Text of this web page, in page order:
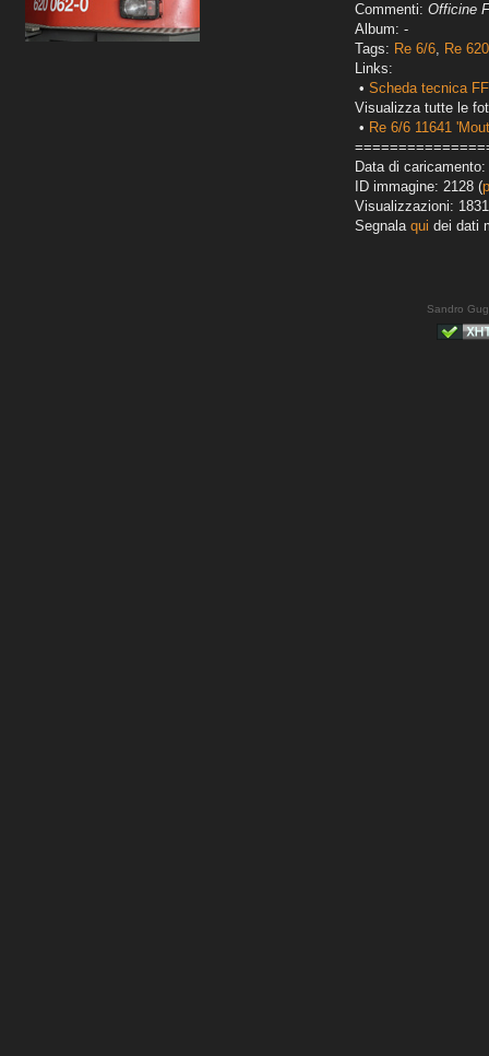
Commenti: Officine
Album: -
Tags: Re 6/6, Re 620
Links:
• Scheda tecnica
Visualizza tutte le
• Re 6/6 11641
Data di
ID immagine: 2128 (
Visualizzazioni: 1831
Segnala qui dei dati
Sandro